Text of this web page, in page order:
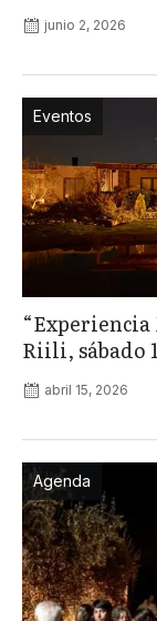
junio 2, 2026
Eventos
“Experiencia
Riili, sábado
abril 15, 2026
Agenda